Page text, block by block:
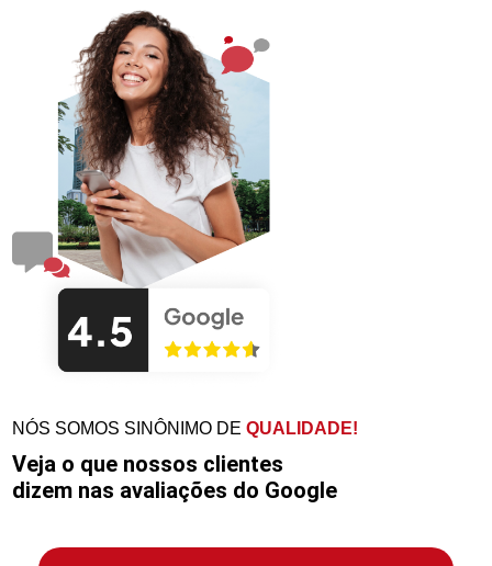
NÓS SOMOS SINÔNIMO DEQUALIDADE!
Veja o que nossos clientes
dizem nas avaliações do Google